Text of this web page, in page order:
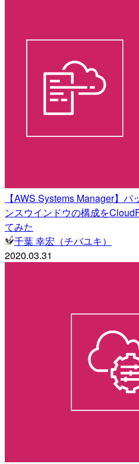
【AWS Systems Manager】
ンスウインドウの構成を
てみた
千葉 幸宏（チバユキ）
2020.03.31